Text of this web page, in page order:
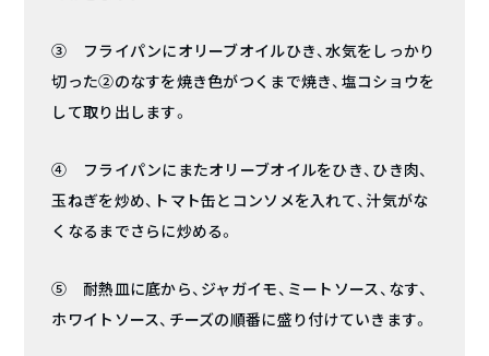
③ フライパンにオリーブオイルひき、水気をしっかり
切った②のなすを焼き色がつくまで焼き、塩コショウを
して取り出します。
④ フライパンにまたオリーブオイルをひき、ひき肉、
玉ねぎを炒め、トマト缶とコンソメを入れて、汁気がな
くなるまでさらに炒める。
⑤ 耐熱皿に底から、ジャガイモ、ミートソース、なす、
ホワイトソース、チーズの順番に盛り付けていきます。